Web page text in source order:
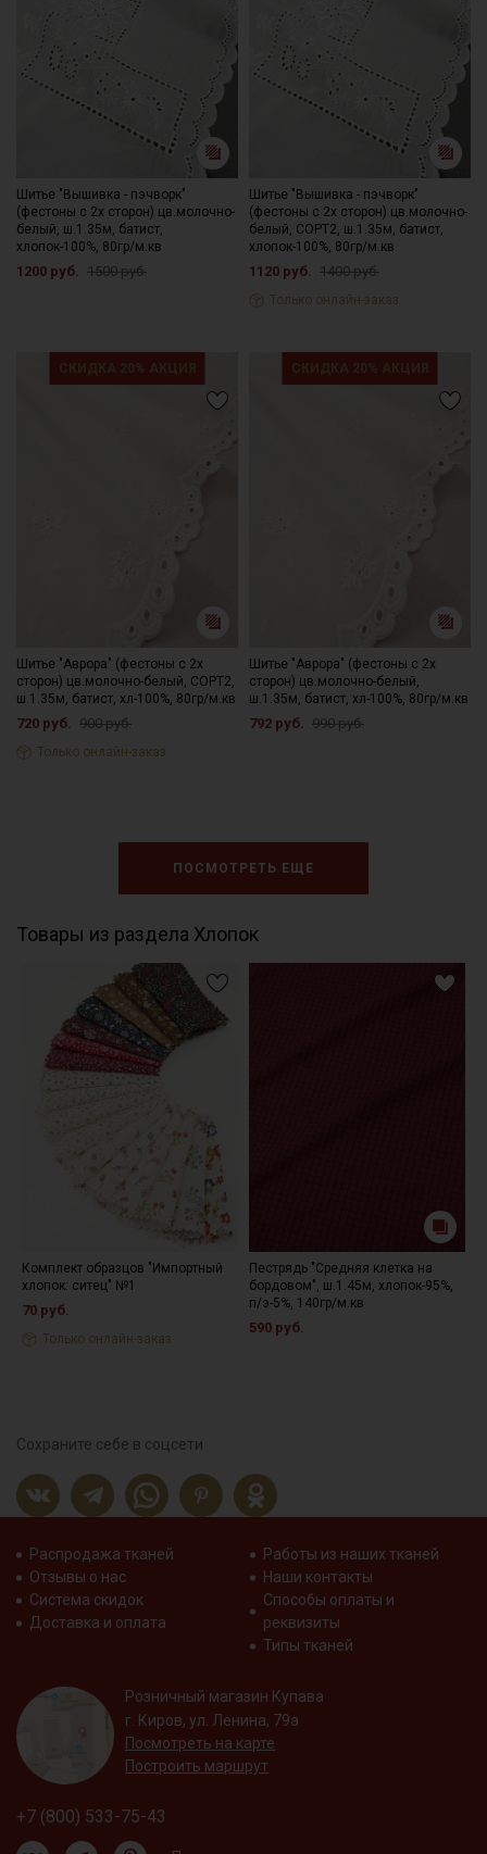
Шитье "Вышивка - пэчворк"
(фестоны с 2х сторон) цв.молочно-
белый, ш.1.35м, батист,
хлопок-100%, 80гр/м.кв
1200 руб. 1500 руб.
Шитье "Вышивка - пэчворк"
(фестоны с 2х сторон) цв.молочно-
белый, СОРТ2, ш.1.35м, батист,
хлопок-100%, 80гр/м.кв
1120 руб. 1400 руб.
Только онлайн-заказ
Шитье "Аврора" (фестоны с 2х
сторон) цв.молочно-белый, СОРТ2,
ш.1.35м, батист, хл-100%, 80гр/м.кв
720 руб. 900 руб.
Только онлайн-заказ
Шитье "Аврора" (фестоны с 2х
сторон) цв.молочно-белый,
ш.1.35м, батист, хл-100%, 80гр/м.кв
792 руб. 990 руб.
ПОСМОТРЕТЬ ЕЩЕ
Товары из раздела Хлопок
Комплект образцов "Импортный
хлопок: ситец" №1
70 руб.
Только онлайн-заказ
Пестрядь "Средняя клетка на
бордовом", ш.1.45м, хлопок-95%,
п/э-5%, 140гр/м.кв
590 руб.
Сохраните себе в соцсети
Распродажа тканей
Отзывы о нас
Система скидок
Доставка и оплата
Работы из наших тканей
Наши контакты
Способы оплаты и
реквизиты
Типы тканей
Розничный магазин Купава
г. Киров, ул. Ленина, 79а
Посмотреть на карте
Построить маршрут
+7 (800) 533-75-43